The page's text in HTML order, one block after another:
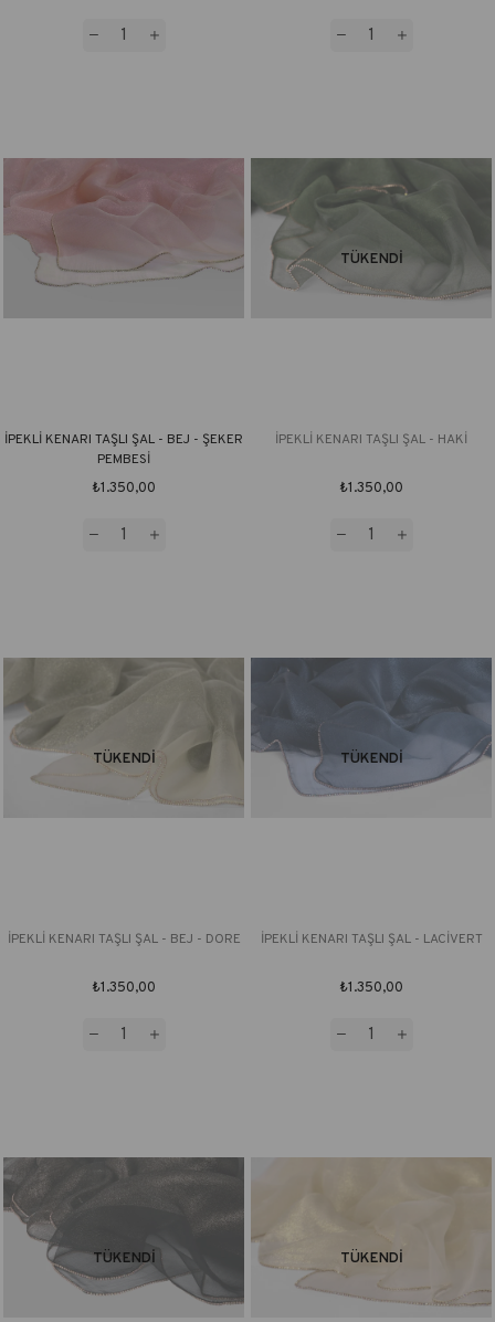
İPEKLİ KENARI TAŞLI ŞAL - BEJ - ŞEKER
PEMBESİ
₺1.350,00
TÜKENDI
İPEKLİ KENARI TAŞLI ŞAL - HAKİ
₺1.350,00
TÜKENDI
İPEKLİ KENARI TAŞLI ŞAL - BEJ - DORE
₺1.350,00
TÜKENDI
İPEKLİ KENARI TAŞLI ŞAL - LACİVERT
₺1.350,00
TÜKENDI TÜKENDI